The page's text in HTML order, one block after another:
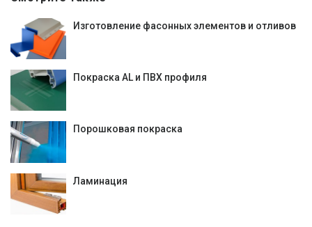
Изготовление фасонных элементов и отливов
Покраска AL и ПВХ профиля
Порошковая покраска
Ламинация